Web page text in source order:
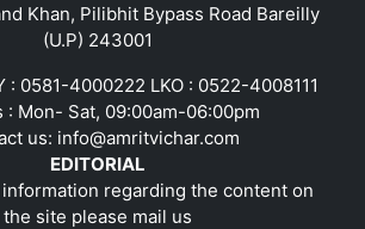
Khan, Pilibhit Bypass Road Bareilly
(U.P) 243001
: 0581-4000222 LKO : 0522-4008111
: Mon- Sat, 09:00am-06:00pm
us: info@amritvichar.com
EDITORIAL
information regarding the content on
the site please mail us